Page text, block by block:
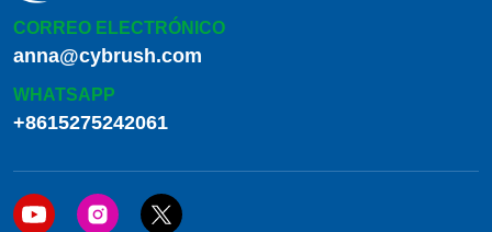
CORREO ELECTRÓNICO
anna@cybrush.com
WHATSAPP
+8615275242061